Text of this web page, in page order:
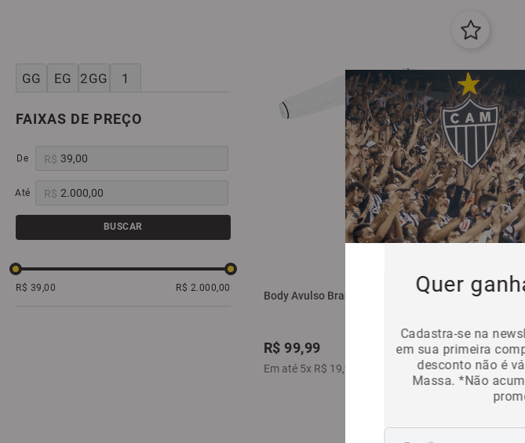
Quer
Cadastra-se na
em sua primeira
desconto não é
Massa. *Não
GG EG 2GG 1
FAIXAS DE PREÇO
R$
R$
BUSCAR
R$ 39,00 R$ 2.000,00
Body Avulso Branco Longo Atlético Mineiro
R$ 99,99
Em até 5x R$ 19,